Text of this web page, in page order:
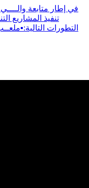
في إطار متابعة والــــي
تنفيذ المشاريع
التطورات